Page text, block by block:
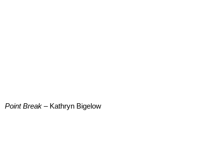
Point Break – Kathryn Bigelow